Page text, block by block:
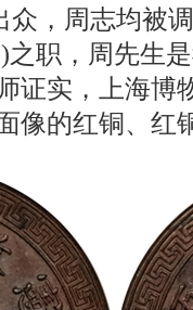
众，周志均被
之职，周先生
证实，上海博
像的红铜、红